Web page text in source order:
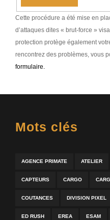
Cette procédure a été mise en
d’attaques dites « brut-force »
protection protège également
rencontrez des problèmes, vous
formulaire.
Mots clés
AGENCE PRIMATE ATELIER
CAPTEURS CARGO
COUTANCES DIVISION PIXEL
ED RUSH EREA ESAM